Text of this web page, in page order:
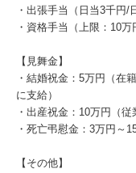
・出張手当（日当3千円/
・資格手当（上限：10万
【見舞金】
・結婚祝金：5万円（在
に支給）
・出産祝金：10万円（
・死亡弔慰金：3万円～
【その他】